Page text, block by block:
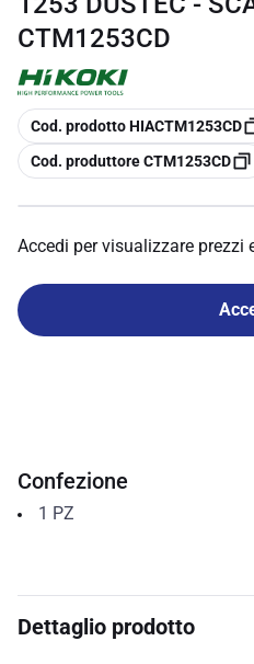
CTM1253CD
copia
Cod. prodotto HIACTM1253CD
copia
Cod. produttore CTM1253CD
Accedi per visualizzare prezzi
Confezione
1 PZ
Dettaglio prodotto